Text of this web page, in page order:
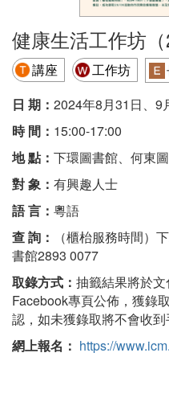
健康生活工作坊（
講座 工作坊
日 期： 2024年8月31日、9
時 間： 15:00-17:00
地 點： 下環圖書館、何東
對 象： 有興趣人士
語 言： 粵語
查 詢：
（櫃枱服務時間）
書館2893 0077
取錄方式： 抽籤結果將於
Facebook專頁公佈，獲錄
認，如未獲錄取將不會收到
網上報名： https://